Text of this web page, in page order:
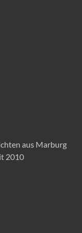
aus Marburg
2010